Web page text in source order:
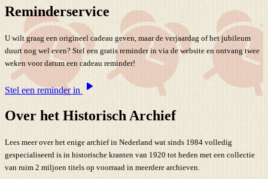
Reminderservice
U wilt graag een origineel cadeau geven, maar de verjaardag of het jubileum
duurt nog wel even? Stel een gratis reminder in via de website en ontvang twee
weken voor datum een cadeau reminder!
Stel een reminder in
Over het Historisch Archief
Lees meer over het enige archief in Nederland wat sinds 1984 volledig
gespecialiseerd is in historische kranten van 1920 tot heden met een collectie
van ruim 2 miljoen titels op voorraad in meerdere archieven.